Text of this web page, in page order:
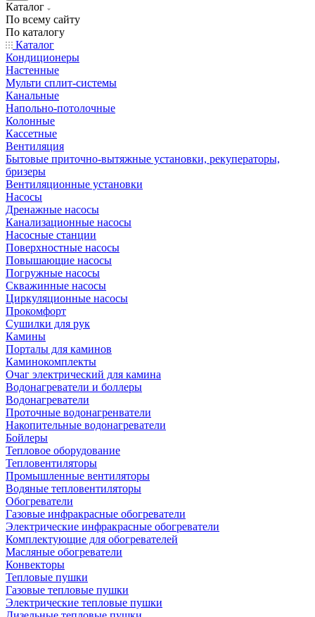
Каталог
По всему сайту
По каталогу
Каталог
Кондиционеры
Настенные
Мульти сплит-системы
Канальные
Напольно-потолочные
Колонные
Кассетные
Вентиляция
Бытовые приточно-вытяжные установки, рекуператоры,
бризеры
Вентиляционные установки
Насосы
Дренажные насосы
Канализационные насосы
Насосные станции
Поверхностные насосы
Повышающие насосы
Погружные насосы
Скважинные насосы
Циркуляционные насосы
Прокомфорт
Сушилки для рук
Камины
Порталы для каминов
Каминокомплекты
Очаг электрический для камина
Водонагреватели и боллеры
Водонагреватели
Проточные водонагренватели
Накопительные водонагреватели
Бойлеры
Тепловое оборудование
Тепловентиляторы
Промышленные вентиляторы
Водяные тепловентиляторы
Обогреватели
Газовые инфракрасные обогреватели
Электрические инфракрасные обогреватели
Комплектующие для обогревателей
Масляные обогреватели
Конвекторы
Тепловые пушки
Газовые тепловые пушки
Электрические тепловые пушки